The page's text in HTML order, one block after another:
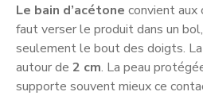
Le bain d’acétone convient aux
faut verser le produit dans un
seulement le bout des doigts.
autour de 2 cm. La peau
supporte souvent mieux ce